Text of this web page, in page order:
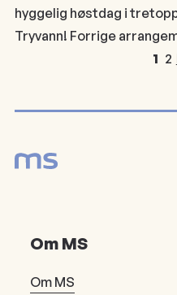
hyggelig høstdag i
Tryvann! Forrige
1 2
Om MS
Om MS